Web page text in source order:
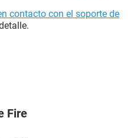
contacto con el soporte de
Fire